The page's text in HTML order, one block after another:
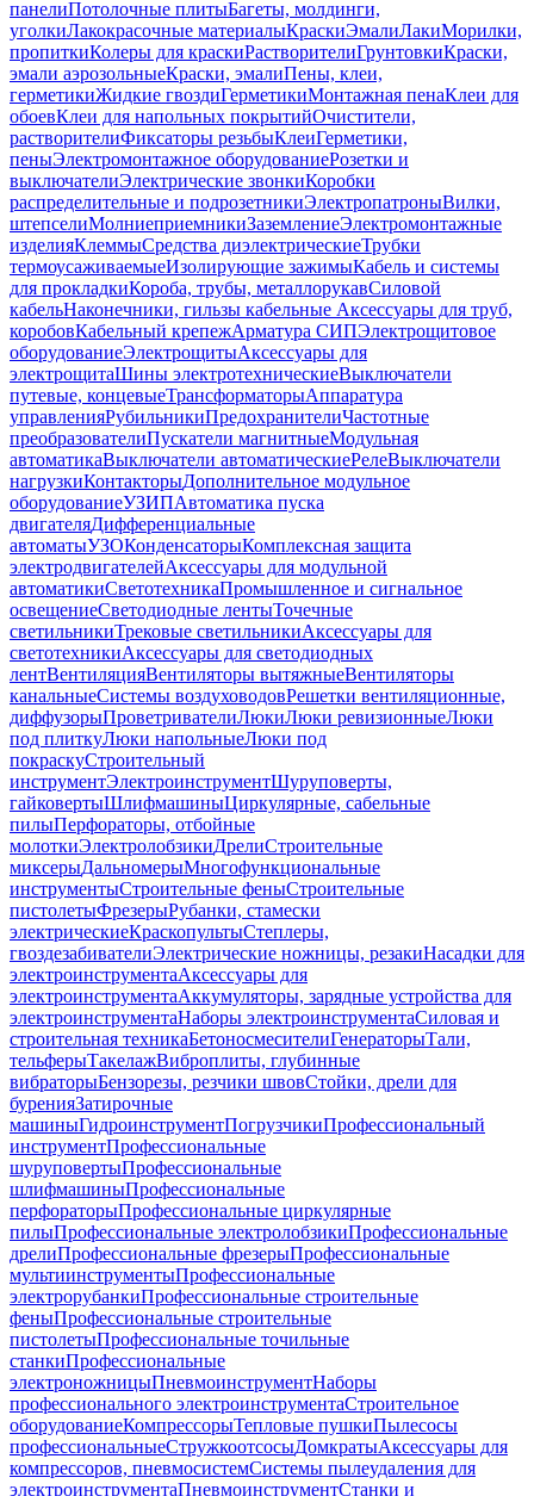
панелиПотолочные плитыБагеты, молдинги,
уголкиЛакокрасочные материалыКраскиЭмалиЛакиМорилки,
пропиткиКолеры для краскиРастворителиГрунтовкиКраски,
эмали аэрозольныеКраски, эмалиПены, клеи,
герметикиЖидкие гвоздиГерметикиМонтажная пенаКлеи для
обоевКлеи для напольных покрытийОчистители,
растворителиФиксаторы резьбыКлеиГерметики,
пеныЭлектромонтажное оборудованиеРозетки и
выключателиЭлектрические звонкиКоробки
распределительные и подрозетникиЭлектропатроныВилки,
штепселиМолниеприемникиЗаземлениеЭлектромонтажные
изделияКлеммыСредства диэлектрическиеТрубки
термоусаживаемыеИзолирующие зажимыКабель и системы
для прокладкиКороба, трубы, металлорукавСиловой
кабельНаконечники, гильзы кабельные Аксессуары для труб,
коробовКабельный крепежАрматура СИПЭлектрощитовое
оборудованиеЭлектрощитыАксессуары для
электрощитаШины электротехническиеВыключатели
путевые, концевыеТрансформаторыАппаратура
управленияРубильникиПредохранителиЧастотные
преобразователиПускатели магнитныеМодульная
автоматикаВыключатели автоматическиеРелеВыключатели
нагрузкиКонтакторыДополнительное модульное
оборудованиеУЗИПАвтоматика пуска
двигателяДифференциальные
автоматыУЗОКонденсаторыКомплексная защита
электродвигателейАксессуары для модульной
автоматикиСветотехникаПромышленное и сигнальное
освещениеСветодиодные лентыТочечные
светильникиТрековые светильникиАксессуары для
светотехникиАксессуары для светодиодных
лентВентиляцияВентиляторы вытяжныеВентиляторы
канальныеСистемы воздуховодовРешетки вентиляционные,
диффузорыПроветривателиЛюкиЛюки ревизионныеЛюки
под плиткуЛюки напольныеЛюки под
покраскуСтроительный
инструментЭлектроинструментШуруповерты,
гайковертыШлифмашиныЦиркулярные, сабельные
пилыПерфораторы, отбойные
молоткиЭлектролобзикиДрелиСтроительные
миксерыДальномерыМногофункциональные
инструментыСтроительные феныСтроительные
пистолетыФрезерыРубанки, стамески
электрическиеКраскопультыСтеплеры,
гвоздезабивателиЭлектрические ножницы, резакиНасадки для
электроинструментаАксессуары для
электроинструментаАккумуляторы, зарядные устройства для
электроинструментаНаборы электроинструментаСиловая и
строительная техникаБетоносмесителиГенераторыТали,
тельферыТакелажВиброплиты, глубинные
вибраторыБензорезы, резчики швовСтойки, дрели для
буренияЗатирочные
машиныГидроинструментПогрузчикиПрофессиональный
инструментПрофессиональные
шуруповертыПрофессиональные
шлифмашиныПрофессиональные
перфораторыПрофессиональные циркулярные
пилыПрофессиональные электролобзикиПрофессиональные
дрелиПрофессиональные фрезерыПрофессиональные
мультиинструментыПрофессиональные
электрорубанкиПрофессиональные строительные
феныПрофессиональные строительные
пистолетыПрофессиональные точильные
станкиПрофессиональные
электроножницыПневмоинструментНаборы
профессионального электроинструментаСтроительное
оборудованиеКомпрессорыТепловые пушкиПылесосы
профессиональныеСтружкоотсосыДомкратыАксессуары для
компрессоров, пневмосистемСистемы пылеудаления для
электроинструментаПневмоинструментСтанки и